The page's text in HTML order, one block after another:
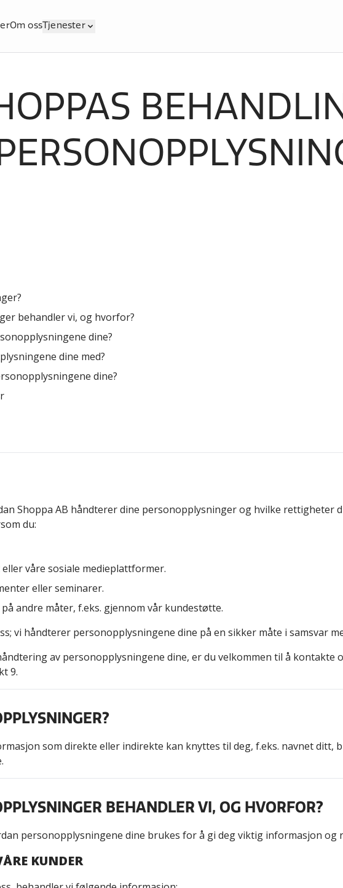
Om oss Tjenester
behandler vi, og hvorfor?
dine?
dine med?
dine?
Shoppa AB håndterer dine personopplysninger og hvilke rettigheter
du:
våre sosiale medieplattformer.
eller seminarer.
andre måter, f.eks. gjennom vår kundestøtte.
vi håndterer personopplysningene dine på en sikker måte i samsvar
av personopplysningene dine, er du velkommen til å kontakte
9.
som direkte eller indirekte kan knyttes til deg, f.eks. navnet ditt,
BEHANDLER VI, OG HVORFOR?
personopplysningene dine brukes for å gi deg viktig informasjon og
KUNDER